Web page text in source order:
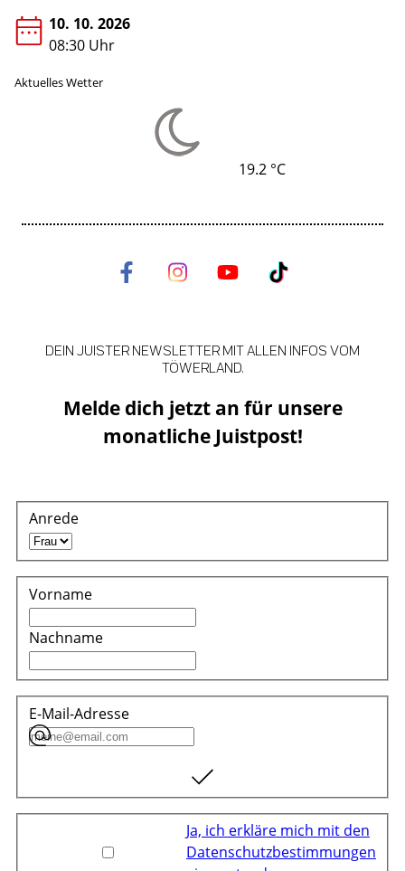
Aktuelles Wetter
19.2 °C
10. 10. 2026
08:30 Uhr
Melde dich jetzt an für unsere
monatliche Juistpost!
DEIN JUISTER NEWSLETTER MIT ALLEN INFOS VOM
TÖWERLAND.
Anrede
Vorname
Nachname
E-Mail-Adresse
Ja, ich erkläre mich mit den
Datenschutzbestimmungen